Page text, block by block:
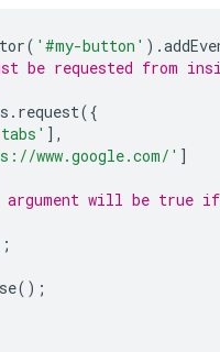
( '#my-button' ).
be requested from
. request({
],
www.google.com/' ]
will be true
();